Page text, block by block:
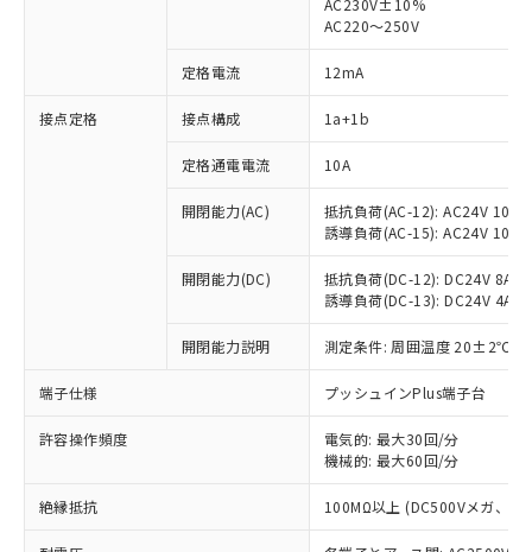
AC230V±10%
AC220～250V
定格電流 12mA
接点定格 接点構成 1a+1b
定格通電電流 10A
開閉能力(AC)
抵抗負荷(AC-12): AC24V 10A/
誘導負荷(AC-15): AC24V
開閉能力(DC)
抵抗負荷(DC-12): DC24V 8A/
誘導負荷(DC-13): DC24V 4A/
開閉能力説明 測定条件: 周囲温度 20±2℃、
端子仕様 プッシュインPlus端子台
許容操作頻度
電気的: 最大30回/分
機械的: 最大60回/分
絶縁抵抗 100MΩ以上 (DC500Vメガ、点
ご利用条件
以下の条件をお読みいただき、同意のうえ
ご利用ください。
本サービスは、当社制御機器事業取扱
商品の当社在庫状況および標準価格
(税抜)を提供させていただくもので
当社制御機器事業取扱商品の中には、
本サービスの対象外となる商品もある
※1 対応状況
対応済み：EU RoHS指令（10物質）の
非含有に対応した製品が提供可能な商品で
対応予定：EU RoHS指令（10物質）の非含
有に対応した製品に切り替える予定のある
対応予定なし：EU RoHS指令（10物質）の
非含有に非対応の商品で、対応品を出す予
調査・確認中：EU RoHS指令（10物質）の
非含有の対応状況を調査中または確認中の
商品です。
非該当品：ライセンス料など無形物で、有
害物質有無と関係のない商品です。
仕入先様の事情により、非含有部品として
いたものが、含有品と判明した場合などや
「○」：最大均質材料含有率が中国RoHSの
基準値以下であることを示します。
「×」：最大均質材料含有率が中国RoHSの
基準値を超えていることを示します。
当社は、これら貴社製品のうち、外国